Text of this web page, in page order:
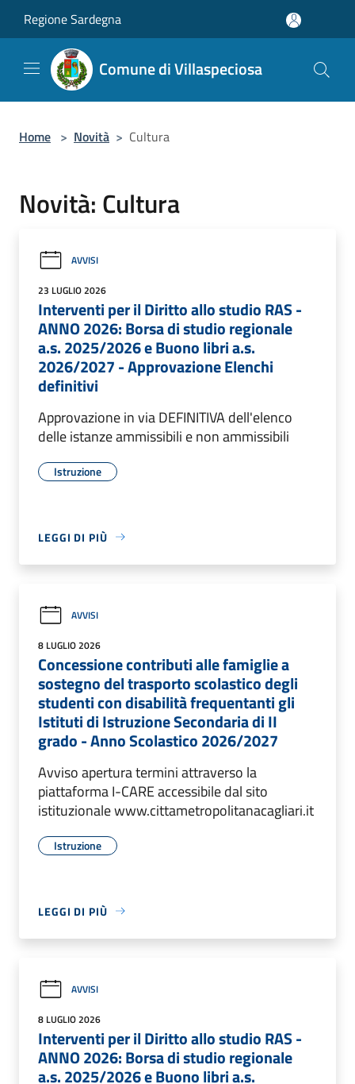
Regione Sardegna
Comune di Villaspeciosa
Home > Novità > Cultura
Novità: Cultura
AVVISI
23 LUGLIO 2026
Interventi per il Diritto allo studio RAS -
ANNO 2026: Borsa di studio regionale
a.s. 2025/2026 e Buono libri a.s.
2026/2027 - Approvazione Elenchi
definitivi
Approvazione in via DEFINITIVA dell'elenco
delle istanze ammissibili e non ammissibili
Istruzione
LEGGI DI PIÙ
AVVISI
8 LUGLIO 2026
Concessione contributi alle famiglie a
sostegno del trasporto scolastico degli
studenti con disabilità frequentanti gli
Istituti di Istruzione Secondaria di II
grado - Anno Scolastico 2026/2027
Avviso apertura termini attraverso la
piattaforma I-CARE accessibile dal sito
istituzionale www.cittametropolitanacagliari.it
Istruzione
LEGGI DI PIÙ
AVVISI
8 LUGLIO 2026
Interventi per il Diritto allo studio RAS -
ANNO 2026: Borsa di studio regionale
a.s. 2025/2026 e Buono libri a.s.